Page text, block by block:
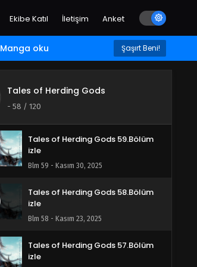
Ekibe Katıl İletişim Anket
Manga oku Şaşırt Beni!
Tales of Herding Gods
- 58 / 120
Tales of Herding Gods 61.Bölüm
izle
Tales of Herding Gods 60.Bölüm
Blm 60 - Aralık 7, 2025
Tales of Herding Gods 59.Bölüm
izle
Blm 59 - Kasım 30, 2025
Tales of Herding Gods 58.Bölüm
izle
Blm 58 - Kasım 23, 2025
Tales of Herding Gods 57.Bölüm
izle